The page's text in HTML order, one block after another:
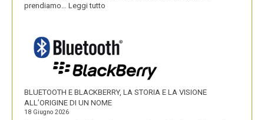
prendiamo… Leggi tutto
NOMI
DEI
SUOI
PRODOTTI
BLUETOOTH E BLACKBERRY, LA STORIA E LA VISIONE
ALL’ORIGINE DI UN NOME
18 Giugno 2026